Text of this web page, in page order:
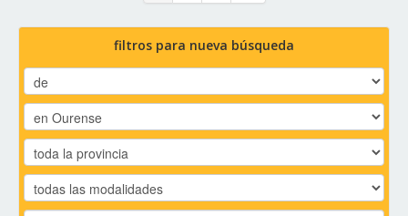
filtros para nueva búsqueda